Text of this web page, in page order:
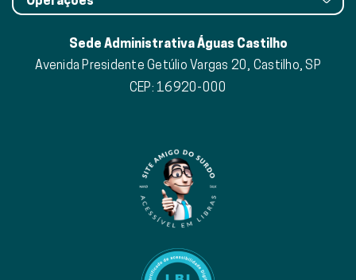
Sede Administrativa Águas Castilho
Avenida Presidente Getúlio Vargas 20, Castilho, SP
CEP: 16920-000